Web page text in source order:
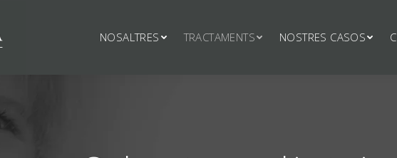
NOSALTRES TRACTAMENTS NOSTRES CASOS